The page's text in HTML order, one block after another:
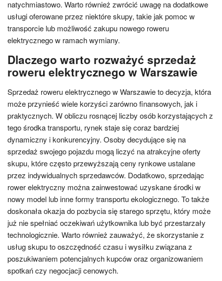
natychmiastowo. Warto również zwrócić uwagę na dodatkowe
usługi oferowane przez niektóre skupy, takie jak pomoc w
transporcie lub możliwość zakupu nowego roweru
elektrycznego w ramach wymiany.
Dlaczego warto rozważyć sprzedaż
roweru elektrycznego w Warszawie
Sprzedaż roweru elektrycznego w Warszawie to decyzja, która
może przynieść wiele korzyści zarówno finansowych, jak i
praktycznych. W obliczu rosnącej liczby osób korzystających z
tego środka transportu, rynek staje się coraz bardziej
dynamiczny i konkurencyjny. Osoby decydujące się na
sprzedaż swojego pojazdu mogą liczyć na atrakcyjne oferty
skupu, które często przewyższają ceny rynkowe ustalane
przez indywidualnych sprzedawców. Dodatkowo, sprzedając
rower elektryczny można zainwestować uzyskane środki w
nowy model lub inne formy transportu ekologicznego. To także
doskonała okazja do pozbycia się starego sprzętu, który może
już nie spełniać oczekiwań użytkownika lub być przestarzały
technologicznie. Warto również zauważyć, że skorzystanie z
usług skupu to oszczędność czasu i wysiłku związana z
poszukiwaniem potencjalnych kupców oraz organizowaniem
spotkań czy negocjacji cenowych.